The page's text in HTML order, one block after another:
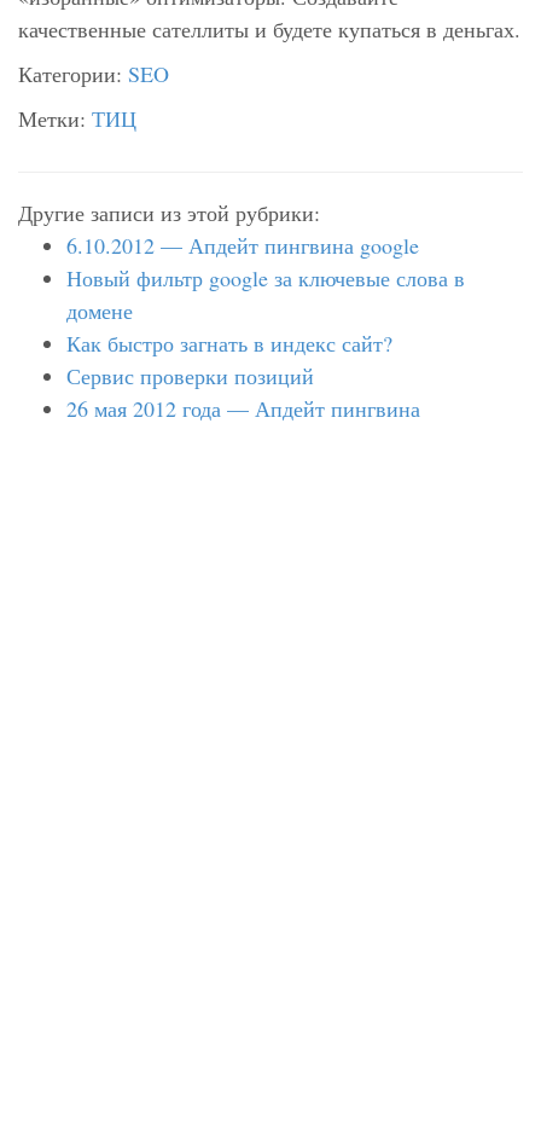
качественные сателлиты и будете купаться в деньгах.
Категории: SEO
Метки: ТИЦ
Другие записи из этой рубрики:
6.10.2012 — Апдейт пингвина google
Новый фильтр google за ключевые слова в
домене
Как быстро загнать в индекс сайт?
Сервис проверки позиций
26 мая 2012 года — Апдейт пингвина